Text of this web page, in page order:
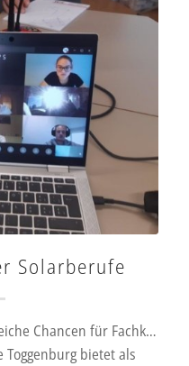
Solarberufe
Chancen für
Toggenburg bietet als